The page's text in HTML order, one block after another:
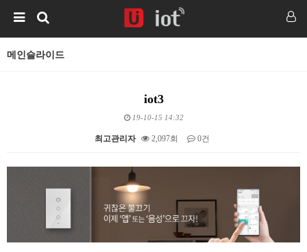
메인슬라이드
iot3
19-10-15 14:32
최고관리자 2,097회 0건